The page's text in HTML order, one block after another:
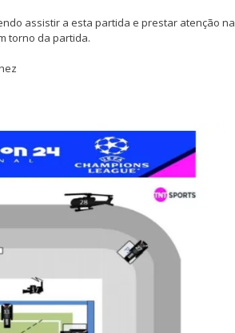
assistir a esta partida e prestar atenção na
torno da partida.